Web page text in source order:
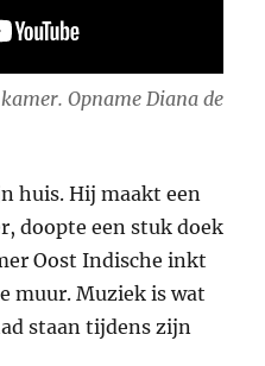
Opname Diana de
huis. Hij maakt een
doopte een stuk doek
Oost Indische inkt
muur. Muziek is wat
staan tijdens zijn